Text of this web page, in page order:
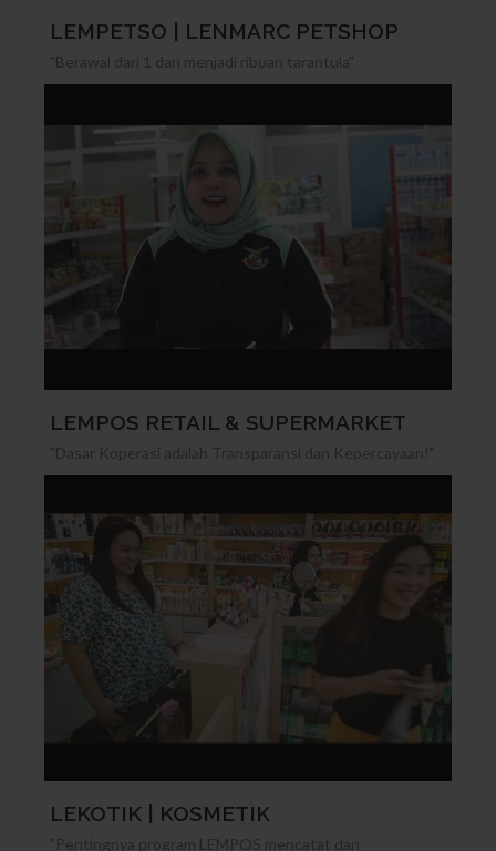
LEMPETSO | LENMARC PETSHOP
"Berawal dari 1 dan menjadi ribuan tarantula"
LEMPOS RETAIL & SUPERMARKET
"Dasar Koperasi adalah Transparansi dan Kepercayaan!"
LEKOTIK | KOSMETIK
"Pentingnya program LEMPOS mencatat dan